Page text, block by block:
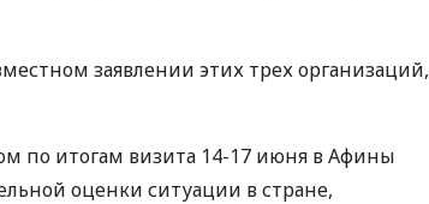
заявлении этих трех организаций,
по итогам визита 14-17 июня в Афины
оценки ситуации в стране,